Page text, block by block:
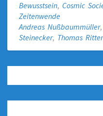
Bewusstsein, Cosmic
Zeitenwende
Andreas Nußbaummüller,
Steinecker, Thomas Ritter